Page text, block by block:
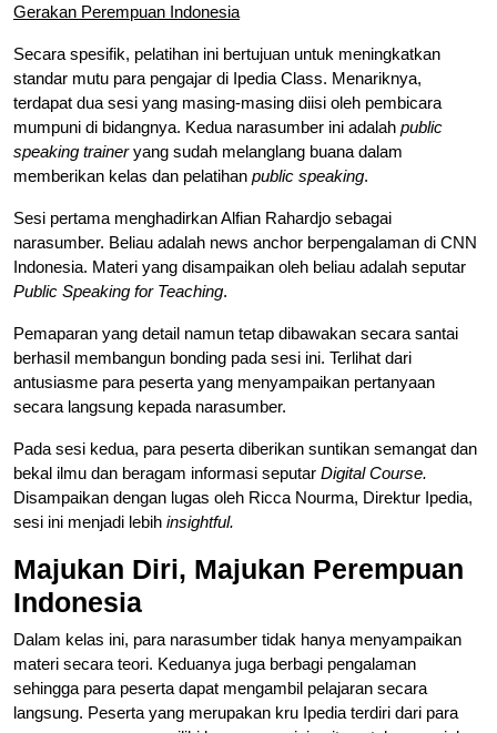
Gerakan Perempuan Indonesia
Secara spesifik, pelatihan ini bertujuan untuk meningkatkan
standar mutu para pengajar di Ipedia Class. Menariknya,
terdapat dua sesi yang masing-masing diisi oleh pembicara
mumpuni di bidangnya. Kedua narasumber ini adalah public
speaking traineryang sudah melanglang buana dalam
memberikan kelas dan pelatihan public speaking.
Sesi pertama menghadirkan Alfian Rahardjo sebagai
narasumber. Beliau adalah news anchor berpengalaman di CNN
Indonesia. Materi yang disampaikan oleh beliau adalah seputar
Public Speaking for Teaching.
Pemaparan yang detail namun tetap dibawakan secara santai
berhasil membangun bonding pada sesi ini. Terlihat dari
antusiasme para peserta yang menyampaikan pertanyaan
secara langsung kepada narasumber.
Pada sesi kedua, para peserta diberikan suntikan semangat dan
bekal ilmu dan beragam informasi seputar Digital Course.
Disampaikan dengan lugas oleh Ricca Nourma, Direktur Ipedia,
sesi ini menjadi lebih insightful.
Majukan Diri, Majukan Perempuan
Indonesia
Dalam kelas ini, para narasumber tidak hanya menyampaikan
materi secara teori. Keduanya juga berbagi pengalaman
sehingga para peserta dapat mengambil pelajaran secara
langsung. Peserta yang merupakan kru Ipedia terdiri dari para